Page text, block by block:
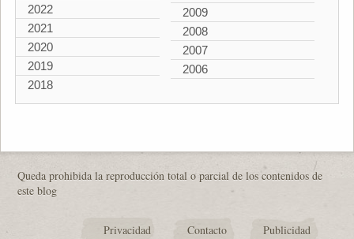
2022
2021
2020
2019
2018
2009
2008
2007
2006
Queda prohibida la reproducción total o parcial de los contenidos de
este blog
Privacidad Contacto Publicidad